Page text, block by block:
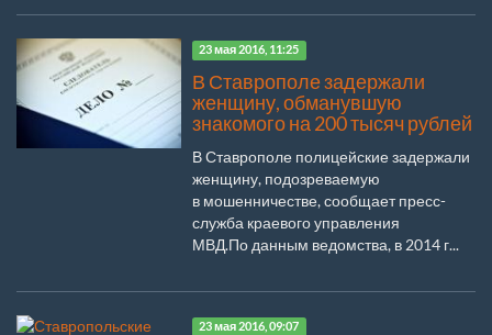
23 мая 2016, 11:25
В Ставрополе задержали
женщину, обманувшую
знакомого на 200 тысяч рублей
В Ставрополе полицейские задержали
женщину, подозреваемую
в мошенничестве, сообщает пресс-
служба краевого управления
МВД.По данным ведомства, в 2014 г...
23 мая 2016, 09:07